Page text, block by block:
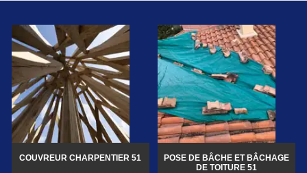
COUVREUR CHARPENTIER 51
POSE DE BÂCHE ET BÂCHAGE
DE TOITURE 51